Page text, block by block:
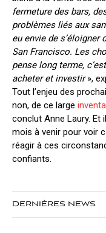
fermeture des bars,
problèmes liés aux
eu envie de
San Francisco. Les
pense long terme,
acheter et investir»,
Tout l’enjeu des
non, de ce large
conclut Anne Laury. Et
mois à venir pour voir
réagir à ces
confiants.
DERNIÈRES NEWS